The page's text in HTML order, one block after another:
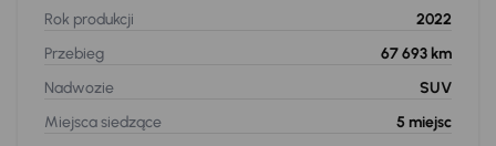
Rok produkcji
2022
Przebieg
67 693 km
Nadwozie
SUV
Miejsca siedzące
5 miejsc